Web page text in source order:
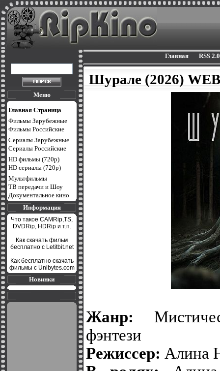
Главная RSS 2.0
Меню
Главная Страница
Фильмы Зарубежные
Фильмы Российские
Сериалы Зарубежные
Сериалы Российские
HD фильмы (720p)
HD сериалы (720p)
Мультфильмы
ТВ передачи и Шоу
Документальное кино
Информация
Что такое CAMRip,TS,
DVDRip, HDRip и т.п.
Как скачать фильм
бесплатно с Letitbit.net
Как бесплатно скачать
фильмы с Unibytes.com
Новинки
Шурале (2026)
Жанр:
фэнтези
Режиссер: Алина